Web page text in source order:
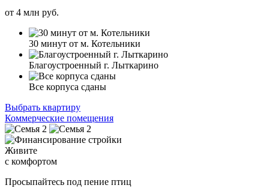
от 4 млн руб.
30 минут от м. Котельники
Благоустроенный г. Лыткарино
Все корпуса сданы
Выбрать квартиру
Коммерческие помещения
Живите
с комфортом
Просыпайтесь под пение птиц